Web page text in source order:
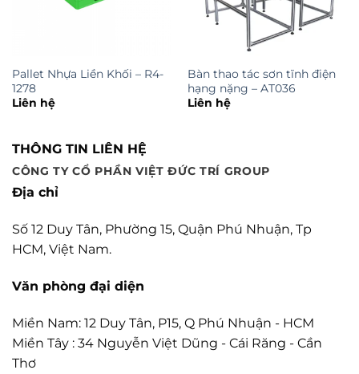
Pallet Nhựa Liền Khối – R4-
1278
Liên hệ
Bàn thao tác sơn tĩnh điện
hạng nặng – AT036
Liên hệ
THÔNG TIN LIÊN HỆ
CÔNG TY CỔ PHẦN VIỆT ĐỨC TRÍ GROUP
Địa chỉ
Số 12 Duy Tân, Phường 15, Quận Phú Nhuận, Tp
HCM, Việt Nam.
Văn phòng đại diện
Miền Nam: 12 Duy Tân, P15, Q Phú Nhuận - HCM
Miền Tây : 34 Nguyễn Việt Dũng - Cái Răng - Cần
Thơ